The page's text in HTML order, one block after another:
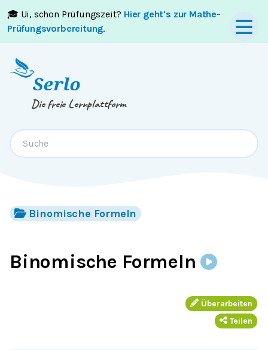
🎓 Ui, schon Prüfungszeit? Hier geht's zur Mathe-
Prüfungsvorbereitung.
Springe zumInhaltoderFooter
Die freie Lernplattform
Binomische Formeln
Binomische Formeln
Überarbeiten
Teilen